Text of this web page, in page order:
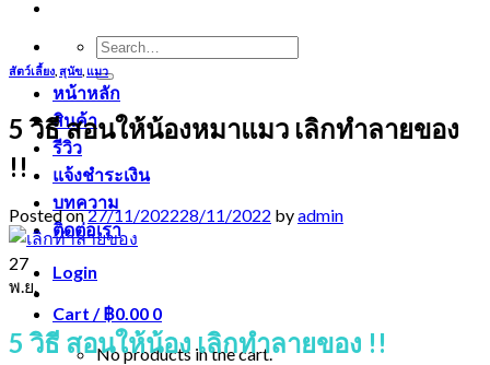
Search
for:
หน้าหลัก
สินค้า
รีวิว
แจ้งชำระเงิน
บทความ
ติดต่อเรา
Login
Cart /฿0.00 0
No products in the cart.
สัตว์เลี้ยง สุนัข แมว
5 วิธี สอนให้น้องหมาแมว เลิกทำลายของ
!!
Posted on27/11/202228/11/2022 byadmin
27
พ.ย.
5 วิธี สอนให้น้อง เลิกทำลายของ !!